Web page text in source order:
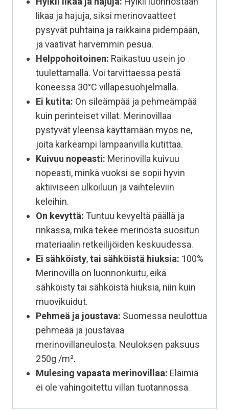
likaa ja hajuja, siksi merinovaatteet
pysyvät puhtaina ja raikkaina pidempään,
ja vaativat harvemmin pesua.
Helppohoitoinen: Raikastuu usein jo
tuulettamalla. Voi tarvittaessa pestä
koneessa 30°C villapesuohjelmalla.
Ei kutita: On sileämpää ja pehmeämpää
kuin perinteiset villat. Merinovillaa
pystyvät yleensä käyttämään myös ne,
joita karkeampi lampaanvilla kutittaa.
Kuivuu nopeasti: Merinovilla kuivuu
nopeasti, minkä vuoksi se sopii hyvin
aktiiviseen ulkoiluun ja vaihteleviin
keleihin.
On kevyttä: Tuntuu kevyeltä päällä ja
rinkassa, mikä tekee merinosta suositun
materiaalin retkeilijöiden keskuudessa.
Ei sähköisty,tai sähköistä hiuksia: 100%
Merinovilla on luonnonkuitu, eikä
sähköisty tai sähköistä hiuksia, niin kuin
muovikuidut.
Pehmeä ja joustava: Suomessa neulottua
pehmeää ja joustavaa
merinovillaneulosta. Neuloksen paksuus
250g /m².
Mulesing vapaata merinovillaa: Eläimiä
ei ole vahingoitettu villan tuotannossa.